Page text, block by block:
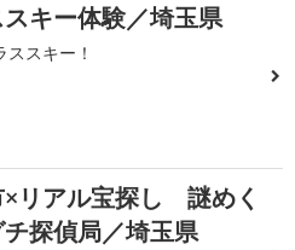
キー体験／埼玉県
スキー！
×リアル宝探し 謎めく
探偵局／埼玉県